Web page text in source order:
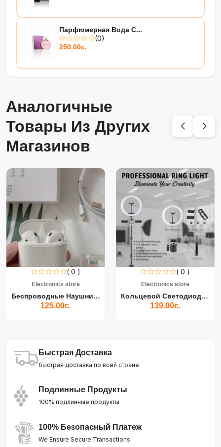
Парфюмерная Вода C...
(0)
250.00с.
Аналогичные
Товары Из Других
Магазинов
( 0 )
Electronics store
Беспроводные Наушники Air...
125.00с.
( 0 )
Electronics store
Кольцевой Светодиодный Св...
139.00с.
Быстрая Доставка
быстрая доставка по всей стране
Подлинные Продукты
100% подлинные продукты
100% Безопасный Платеж
We Ensure Secure Transactions